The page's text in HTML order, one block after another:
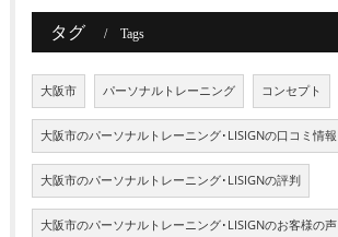
タグ Tags
大阪市 パーソナルトレーニング コンセプト
大阪市のパーソナルトレーニング･LISIGNの口コミ情報
大阪市のパーソナルトレーニング･LISIGNの評判
大阪市のパーソナルトレーニング･LISIGNのお客様の声